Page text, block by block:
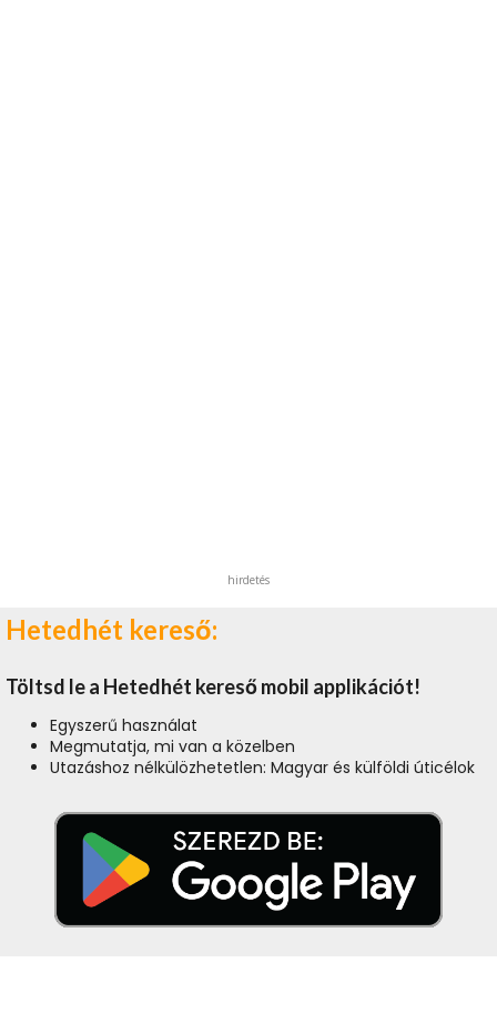
hirdetés
Hetedhét kereső:
Töltsd le a Hetedhét kereső mobil applikációt!
Egyszerű használat
Megmutatja, mi van a közelben
Utazáshoz nélkülözhetetlen: Magyar és külföldi úticélok